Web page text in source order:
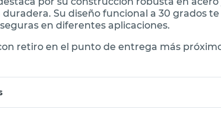
Su diseño funcional a 30 grados
en diferentes aplicaciones.
retiro en el punto de entrega más